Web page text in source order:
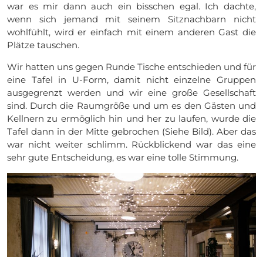
war es mir dann auch ein bisschen egal. Ich dachte,
wenn sich jemand mit seinem Sitznachbarn nicht
wohlfühlt, wird er einfach mit einem anderen Gast die
Plätze tauschen.
Wir hatten uns gegen Runde Tische entschieden und für
eine Tafel in U-Form, damit nicht einzelne Gruppen
ausgegrenzt werden und wir eine große Gesellschaft
sind. Durch die Raumgröße und um es den Gästen und
Kellnern zu ermöglich hin und her zu laufen, wurde die
Tafel dann in der Mitte gebrochen (Siehe Bild). Aber das
war nicht weiter schlimm. Rückblickend war das eine
sehr gute Entscheidung, es war eine tolle Stimmung.